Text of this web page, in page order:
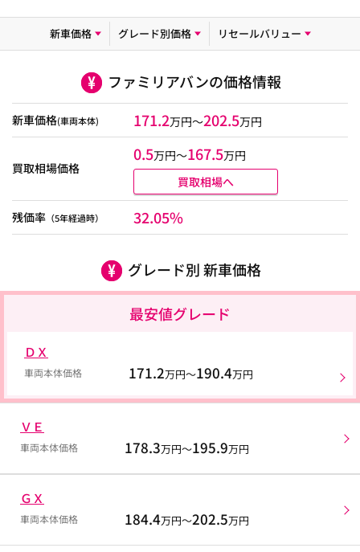
新車価格 グレード別価格 リセールバリュー
ファミリアバンの価格情報
新車価格(車両本体) 171.2万円～202.5万円
買取相場価格
0.5万円〜167.5万円
買取相場へ
残価率 （5年経過時） 32.05%
グレード別 新車価格
最安値グレード
ＤＸ
車両本体価格 171.2万円～190.4万円
ＶＥ
車両本体価格 178.3万円～195.9万円
ＧＸ
車両本体価格 184.4万円～202.5万円